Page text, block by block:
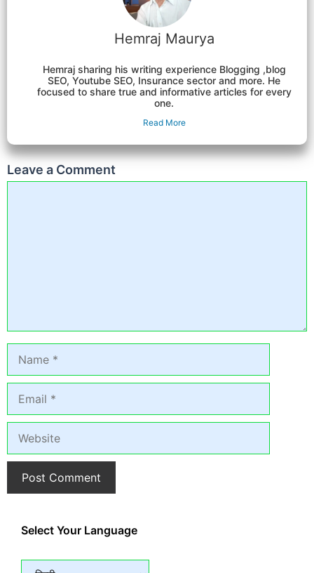
Hemraj Maurya
Hemraj sharing his writing experience Blogging ,blog
SEO, Youtube SEO, Insurance sector and more. He
focused to share true and informative articles for every
one.
Read More
Leave a Comment
Select Your Language